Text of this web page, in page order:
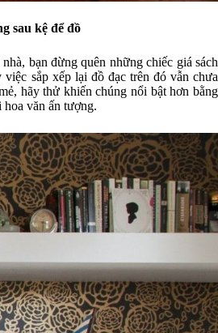
sau kệ để đồ
bạn đừng quên những chiếc giá sách
sắp xếp lại đồ đạc trên đó vẫn chưa
hãy thử khiến chúng nổi bật hơn bằng
văn ấn tượng.